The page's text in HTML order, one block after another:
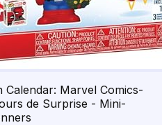
Marvel Comics-
de Surprise - Mini-